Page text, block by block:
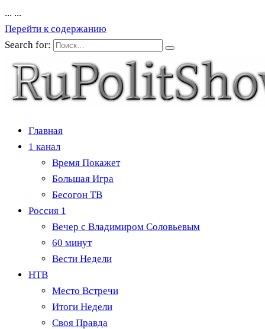
... ...
Перейти к содержанию
Search for:
Главная
1 канал
Время Покажет
Большая Игра
Бесогон ТВ
Россия 1
Вечер с Владимиром Соловьевым
60 минут
Вести Недели
НТВ
Место Встречи
Итоги Недели
Своя Правда